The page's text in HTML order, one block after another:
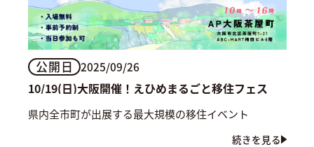
公開日 2025/09/26
10/19(日)大阪開催！えひめまるごと移住フェス
県内全市町が出展する最大規模の移住イベント
続きを見る